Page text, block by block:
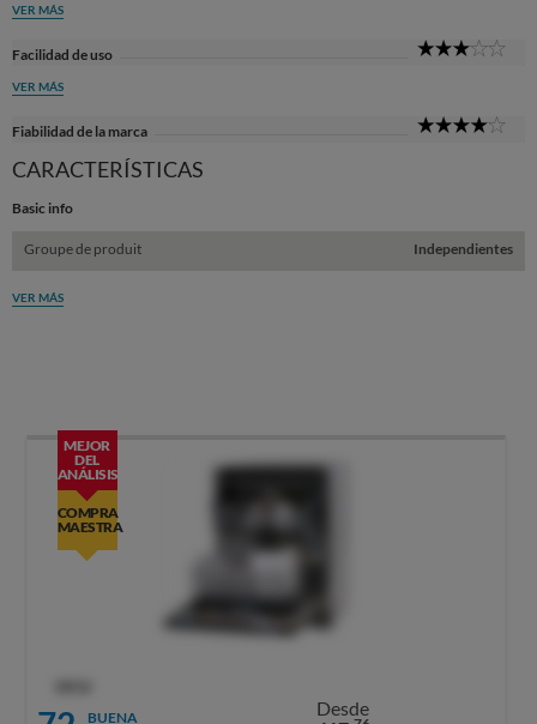
VER MÁS
Facilidad de uso
VER MÁS
Fiabilidad de la marca
CARACTERÍSTICAS
Basic info
Groupe de produit Independientes
VER MÁS
MEJOR
DEL
ANÁLISIS
COMPRA
MAESTRA
BUENA
Desde